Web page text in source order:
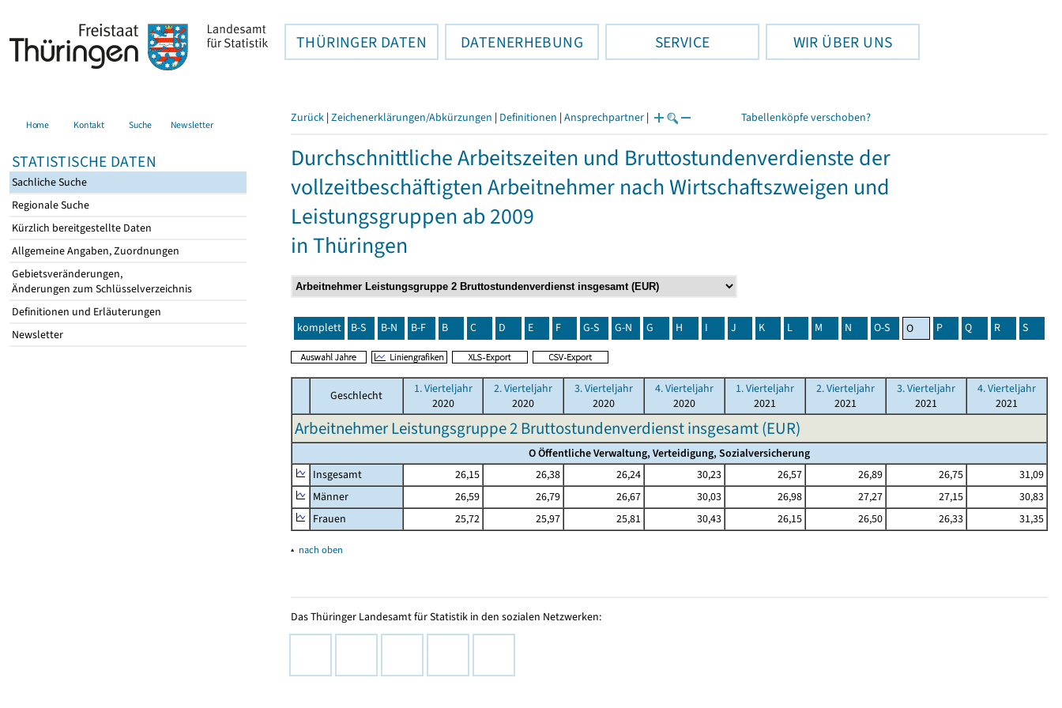
THÜRINGER DATEN DATENERHEBUNG SERVICE WIR ÜBER UNS
Home Kontakt Suche Newsletter
STATISTISCHE DATEN
Sachliche Suche
Regionale Suche
Kürzlich bereitgestellte Daten
Allgemeine Angaben, Zuordnungen
Gebietsveränderungen,
Änderungen zum Schlüsselverzeichnis
Definitionen und Erläuterungen
Newsletter
Zurück | Zeichenerklärungen/Abkürzungen | Definitionen | Ansprechpartner | Tabellenköpfe verschoben?
Durchschnittliche Arbeitszeiten und Bruttostundenverdienste der
vollzeitbeschäftigten Arbeitnehmer nach Wirtschaftszweigen und
Leistungsgruppen ab 2009
in Thüringen
komplett B-S B-N B-F B C D E F G-S G-N G H I J K L M N O-S O P Q R S
Geschlecht
1. Vierteljahr
2020
2. Vierteljahr
2020
3. Vierteljahr
2020
4. Vierteljahr
2020
1. Vierteljahr
2021
2. Vierteljahr
2021
3. Vierteljahr
2021
4. Vierteljahr
2021
Arbeitnehmer Leistungsgruppe 2 Bruttostundenverdienst insgesamt (EUR)
O Öffentliche Verwaltung, Verteidigung, Sozialversicherung
Insgesamt
26,15 26,38 26,24 30,23 26,57 26,89 26,75
31,09
Männer
26,59 26,79 26,67 30,03 26,98 27,27 27,15
30,83
Frauen
25,72 25,97 25,81 30,43 26,15 26,50 26,33 31,35
▴ nach oben
Das Thüringer Landesamt für Statistik in den sozialen Netzwerken: